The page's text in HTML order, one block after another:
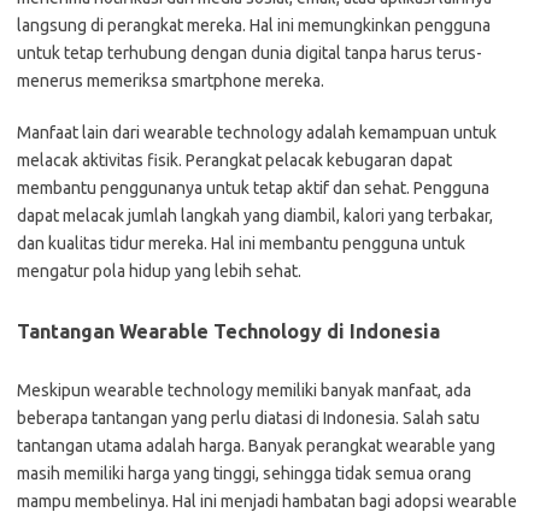
langsung di perangkat mereka. Hal ini memungkinkan pengguna
untuk tetap terhubung dengan dunia digital tanpa harus terus-
menerus memeriksa smartphone mereka.
Manfaat lain dari wearable technology adalah kemampuan untuk
melacak aktivitas fisik. Perangkat pelacak kebugaran dapat
membantu penggunanya untuk tetap aktif dan sehat. Pengguna
dapat melacak jumlah langkah yang diambil, kalori yang terbakar,
dan kualitas tidur mereka. Hal ini membantu pengguna untuk
mengatur pola hidup yang lebih sehat.
Tantangan Wearable Technology di Indonesia
Meskipun wearable technology memiliki banyak manfaat, ada
beberapa tantangan yang perlu diatasi di Indonesia. Salah satu
tantangan utama adalah harga. Banyak perangkat wearable yang
masih memiliki harga yang tinggi, sehingga tidak semua orang
mampu membelinya. Hal ini menjadi hambatan bagi adopsi wearable